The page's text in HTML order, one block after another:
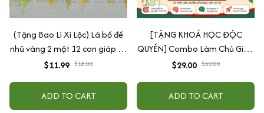
(Tặng Bao Lì Xì Lộc) Lá bồ đề
nhũ vàng 2 mặt 12 con giáp và
phật bản mệnh, để ốp lưng
quang
$11.99 $18.00
ADD TO CART
[TẶNG KHOÁ HỌC ĐỘC
QUYỀN] Combo Làm Chủ Giao
Tiếp: Sách Mindmap Giao Tiếp
Cho Người Mới Bắt Đầu
$29.00 $50.00
ADD TO CART